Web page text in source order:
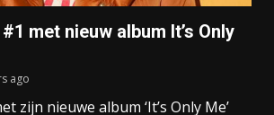
met nieuw album It’s Only
ago
zijn nieuwe album ‘It’s Only Me’